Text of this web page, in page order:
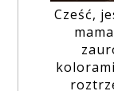
Cześć,